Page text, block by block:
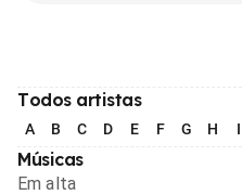
Todos artistas
A B C D E F G H I
Músicas
Em alta